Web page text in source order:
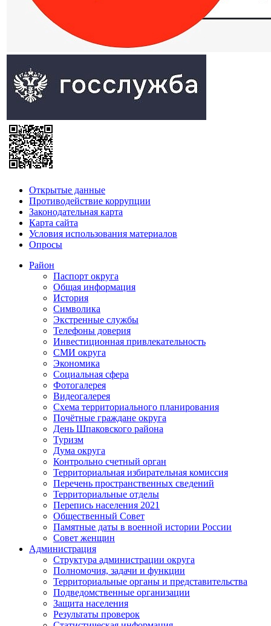
Открытые данные
Противодействие коррупции
Законодательная карта
Карта сайта
Условия использования материалов
Опросы
Район
Паспорт округа
Общая информация
История
Символика
Экстренные службы
Телефоны доверия
Инвестиционная привлекательность
СМИ округа
Экономика
Социальная сфера
Фотогалерея
Видеогалерея
Схема территориального планирования
Почётные граждане округа
День Шпаковского района
Туризм
Дума округа
Контрольно счетный орган
Территориальная избирательная комиссия
Перечень пространственных сведений
Территориальные отделы
Перепись населения 2021
Общественный Совет
Памятные даты в военной истории России
Совет женщин
Администрация
Структура администрации округа
Полномочия, задачи и функции
Территориальные органы и представительства
Подведомственные организации
Защита населения
Результаты проверок